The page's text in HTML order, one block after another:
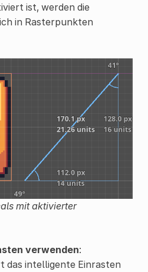
ist, werden die
in Rasterpunkten
mit aktivierter
verwenden:
das intelligente Einrasten